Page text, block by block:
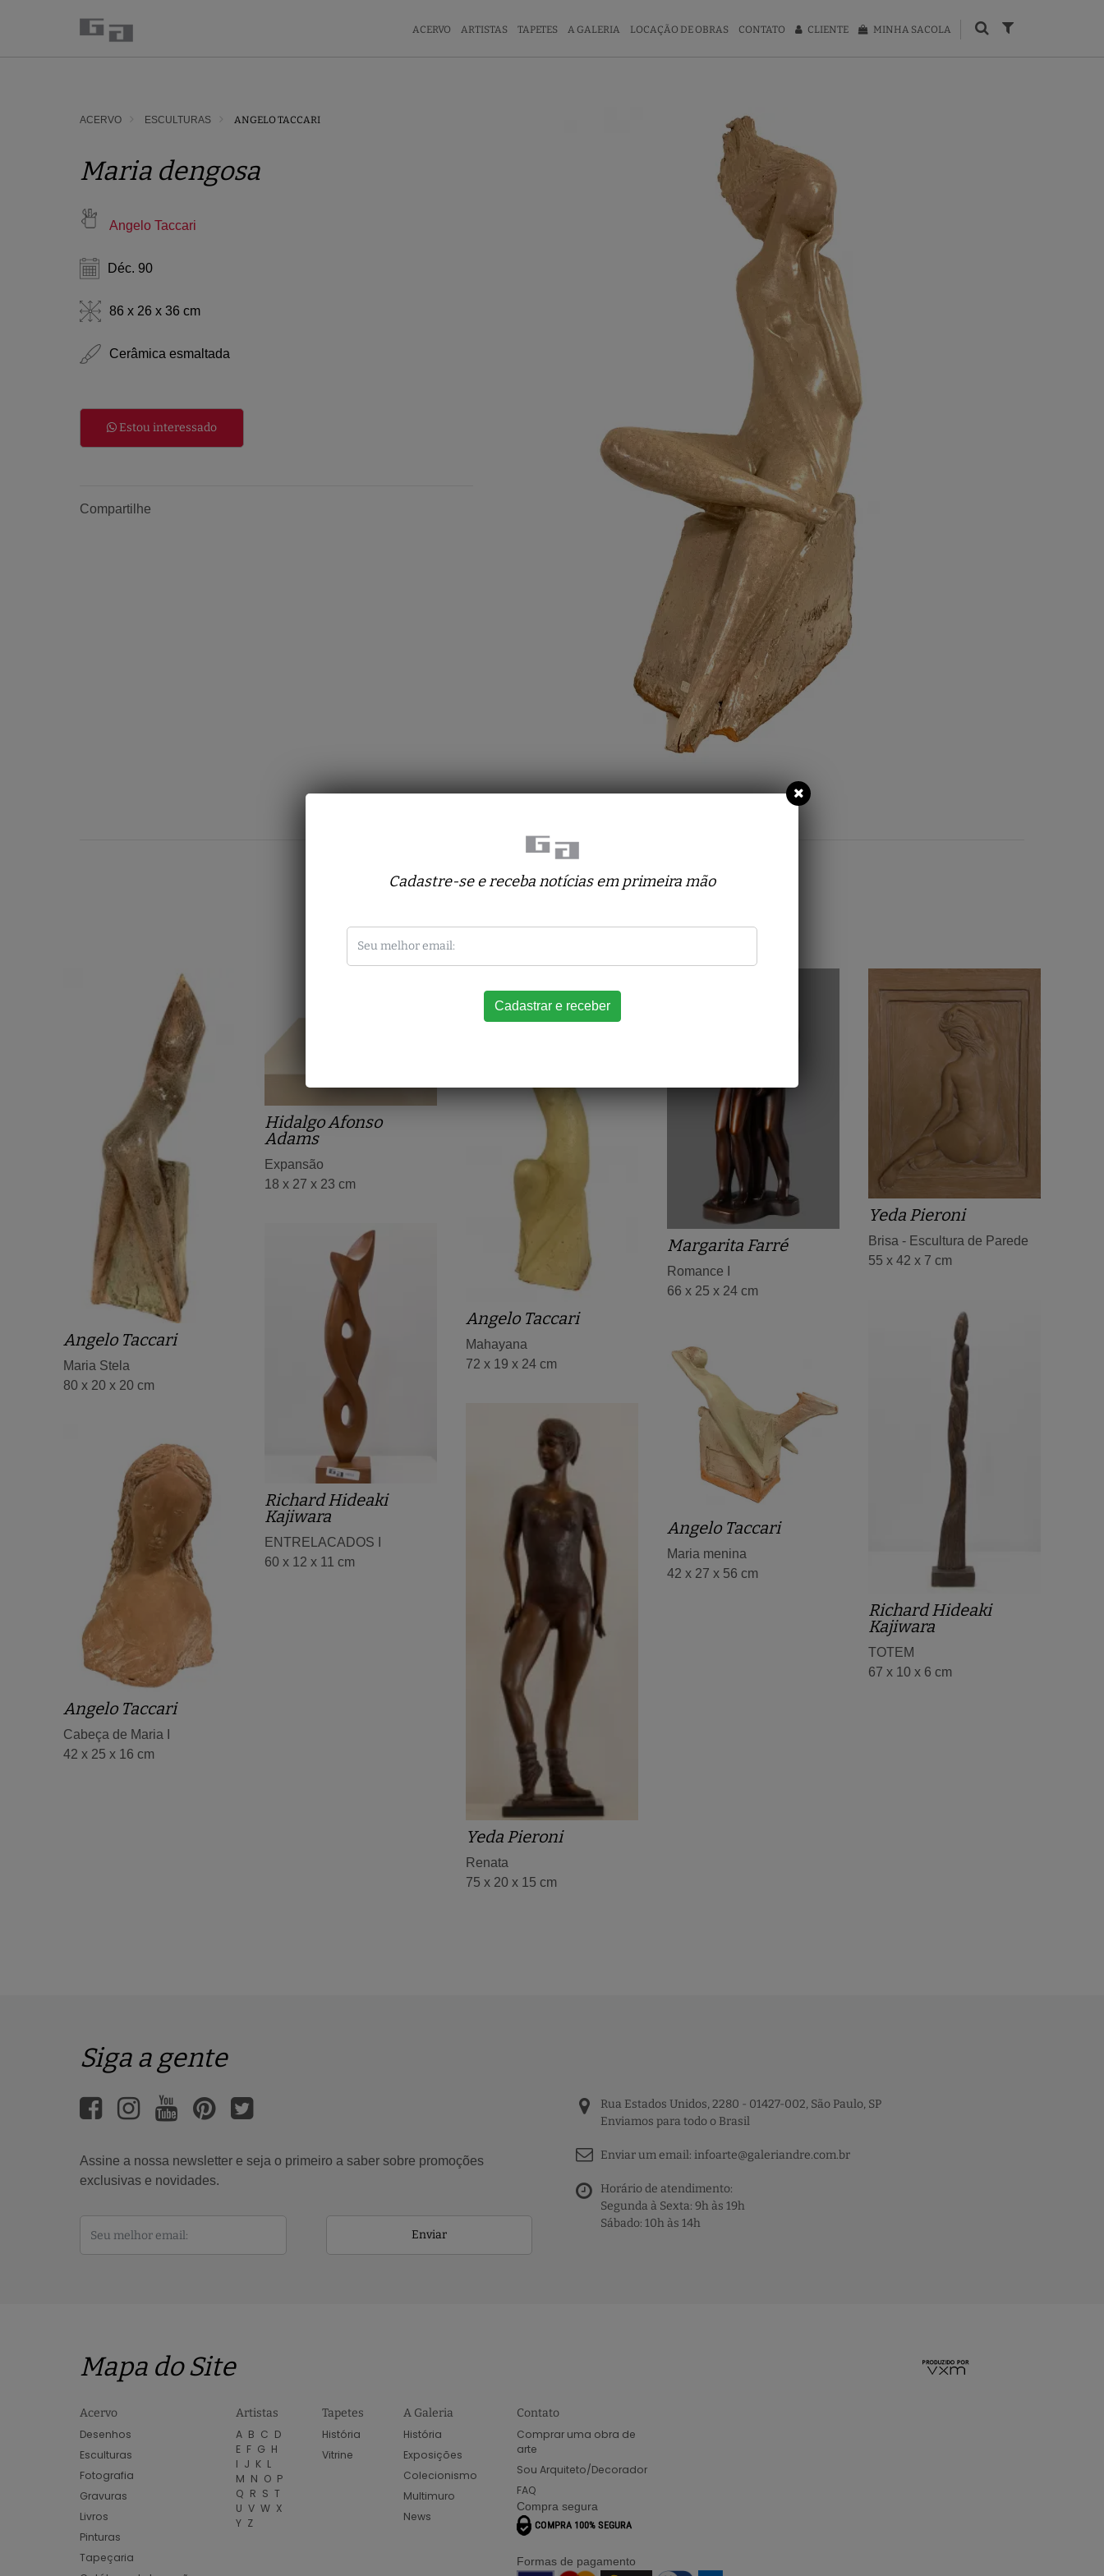
ACERVO ARTISTAS TAPETES A GALERIA LOCAÇÃO DE OBRAS CONTATO CLIENTE MINHA SACOLA
ACERVO ESCULTURAS ANGELO TACCARI
Maria dengosa
Angelo Taccari
Déc. 90
86 x 26 x 36 cm
Cerâmica esmaltada
Estou interessado
Compartilhe
Angelo Taccari
Maria Stela
80 x 20 x 20 cm
Hidalgo Afonso
Adams
Expansão
18 x 27 x 23 cm
Angelo Taccari
Mahayana
72 x 19 x 24 cm
Margarita Farré
Romance I
66 x 25 x 24 cm
Yeda Pieroni
Brisa - Escultura de Parede
55 x 42 x 7 cm
Richard Hideaki
Kajiwara
ENTRELACADOS I
60 x 12 x 11 cm
Richard Hideaki
Kajiwara
TOTEM
67 x 10 x 6 cm
Angelo Taccari
Maria menina
42 x 27 x 56 cm
Yeda Pieroni
Renata
75 x 20 x 15 cm
Angelo Taccari
Cabeça de Maria I
42 x 25 x 16 cm
Siga a gente
Assine a nossa newsletter e seja o primeiro a saber sobre promoções
exclusivas e novidades.
Enviar
Rua Estados Unidos, 2280 - 01427-002, São Paulo, SP
Enviamos para todo o Brasil
Enviar um email: infoarte@galeriandre.com.br
Horário de atendimento:
Segunda à Sexta: 9h às 19h
Sábado: 10h às 14h
Mapa do Site
Acervo
Desenhos
Esculturas
Fotografia
Gravuras
Livros
Pinturas
Tapeçaria
Artistas
A B C D
E F G H
I J K L
M N O P
Q R S T
U V W X
Y Z
Tapetes
História
Vitrine
A Galeria
História
Exposições
Colecionismo
Multimuro
News
Contato
Comprar uma obra de
arte
Sou Arquiteto/Decorador
FAQ
Compra segura
Formas de pagamento
Cadastre-se e receba notícias em primeira mão